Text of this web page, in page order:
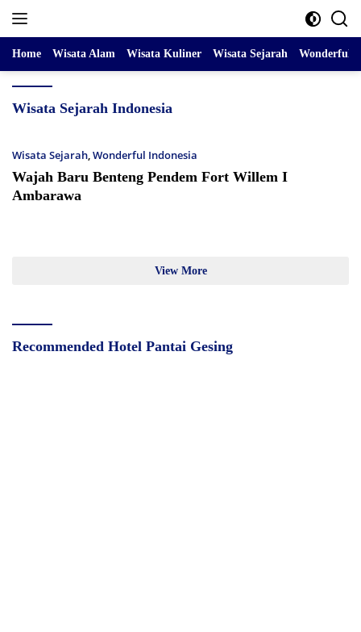
Home Wisata Alam Wisata Kuliner Wisata Sejarah Wonderful
Wisata Sejarah Indonesia
Wisata Sejarah,Wonderful Indonesia
Wajah Baru Benteng Pendem Fort Willem I
Ambarawa
View More
Recommended Hotel Pantai Gesing